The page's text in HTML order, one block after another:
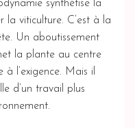
synthétise la
la viticulture. C’est à la
Un aboutissement
la plante au centre
à l’exigence. Mais il
d’un travail plus